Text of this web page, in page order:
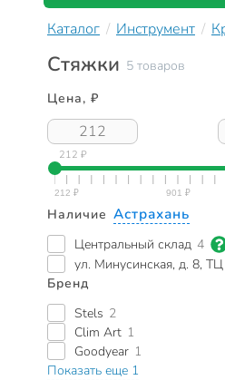
Каталог Инструмент
Стяжки 5 товаров
Цена, ₽
212 ₽
Наличие Астрахань
Центральный склад 4
ул. Минусинская, д. 8,
Бренд
Stels 2
Clim Art 1
Goodyear 1
Показать еще 1